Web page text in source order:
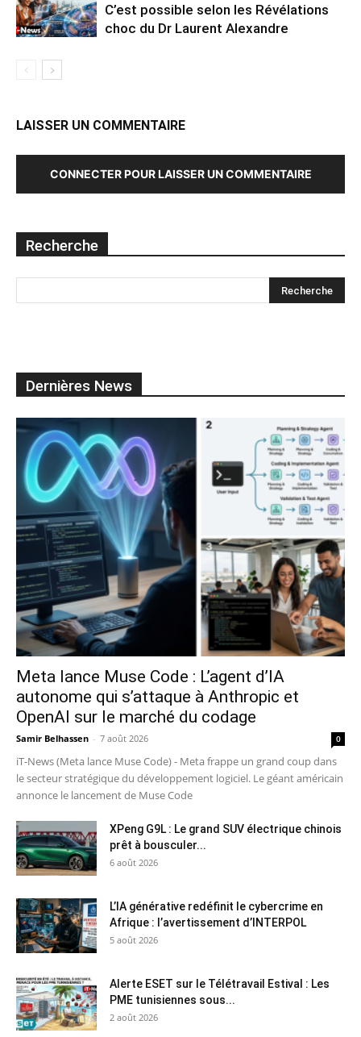
C’est possible selon les Révélations
choc du Dr Laurent Alexandre
LAISSER UN COMMENTAIRE
CONNECTER POUR LAISSER UN COMMENTAIRE
Recherche
Dernières News
Meta lance Muse Code : L’agent d’IA
autonome qui s’attaque à Anthropic et
OpenAI sur le marché du codage
Samir Belhassen - 7 août 2026 0
iT-News (Meta lance Muse Code) - Meta frappe un grand coup dans
le secteur stratégique du développement logiciel. Le géant américain
annonce le lancement de Muse Code
XPeng G9L : Le grand SUV électrique chinois
prêt à bousculer...
6 août 2026
L’IA générative redéfinit le cybercrime en
Afrique : l’avertissement d’INTERPOL
5 août 2026
Alerte ESET sur le Télétravail Estival : Les
PME tunisiennes sous...
2 août 2026